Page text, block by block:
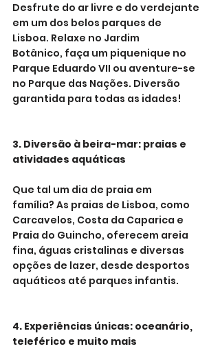
Desfrute do ar livre e do verdejante
em um dos belos parques de
Lisboa. Relaxe no Jardim
Botânico, faça um piquenique no
Parque Eduardo VII ou aventure-se
no Parque das Nações. Diversão
garantida para todas as idades!
3. Diversão à beira-mar: praias e
atividades aquáticas
Que tal um dia de praia em
família? As praias de Lisboa, como
Carcavelos, Costa da Caparica e
Praia do Guincho, oferecem areia
fina, águas cristalinas e diversas
opções de lazer, desde desportos
aquáticos até parques infantis.
4. Experiências únicas: oceanário,
teleférico e muito mais